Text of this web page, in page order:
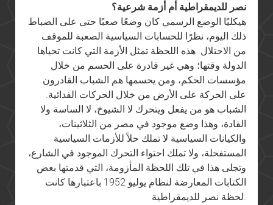
نصر للديمقراطية أم أزمة شرعية؟
هيكليًا الوضع الرسمي كان وضعًا صعبًا حتى على الضباط
ذلك اليوم، نظرًا للحسابات السياسية الصعبة للموقف
من الاحتلال. هذه اللحظة تمثل الأزمة التي كانت تحياها
الدولة وقتها؛ وهي غير قادرة على الحسم من خلال
مؤسسات الحكم، ومن يحسمها هم الشباب القادرون
على الحركة على الأرض من خلال الحركات الفدائية.
الشباب هو من يفعل ويتحرك لا الشيوخ، لا الساسة ولا
القادة، وهذا وضع موجود في مصر من الثلاثينات،
والكيانات السياسية لا تملك حلاً للأزمات السياسية
المستفحلة، ولا تملك احتواء التحرك الموجود في الشارع،
وتجلى هذا في تلك اللحظة المأزومة، التي قدمتها بعض
الكتابات المعارضة لنظام يوليو 1952 باعتبارها كانت